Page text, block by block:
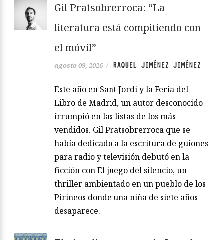
Gil Pratsobrerroca: “La
literatura está compitiendo con
el móvil”
agosto 09, 2026 / RAQUEL JIMÉNEZ JIMÉNEZ
Este año en Sant Jordi y la Feria del
Libro de Madrid, un autor desconocido
irrumpió en las listas de los más
vendidos. Gil Pratsobrerroca que se
había dedicado a la escritura de guiones
para radio y televisión debutó en la
ficción con El juego del silencio, un
thriller ambientado en un pueblo de los
Pirineos donde una niña de siete años
desaparece.